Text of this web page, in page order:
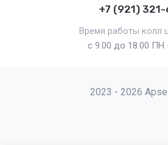
+7 (921)
Время работы колл
с 9.00 до 18.00
2023 - 2026